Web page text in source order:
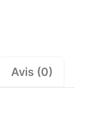
Avis (0)